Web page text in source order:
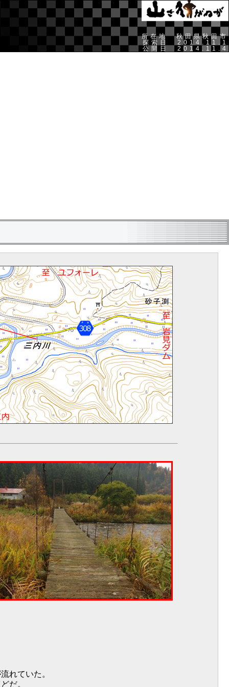
所在地 秋田県秋田市
探索日 2014.11.1
公開日 2014.11.4
れていた。
だ。